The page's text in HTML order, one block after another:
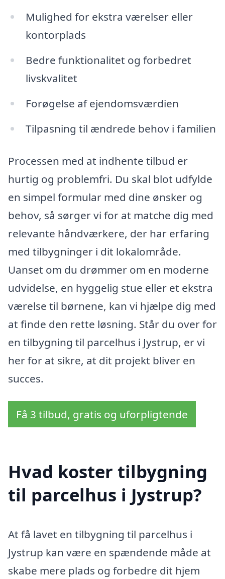
Mulighed for ekstra værelser eller
kontorplads
Bedre funktionalitet og forbedret
livskvalitet
Forøgelse af ejendomsværdien
Tilpasning til ændrede behov i familien
Processen med at indhente tilbud er
hurtig og problemfri. Du skal blot udfylde
en simpel formular med dine ønsker og
behov, så sørger vi for at matche dig med
relevante håndværkere, der har erfaring
med tilbygninger i dit lokalområde.
Uanset om du drømmer om en moderne
udvidelse, en hyggelig stue eller et ekstra
værelse til børnene, kan vi hjælpe dig med
at finde den rette løsning. Står du over for
en tilbygning til parcelhus i Jystrup, er vi
her for at sikre, at dit projekt bliver en
succes.
Få 3 tilbud, gratis og uforpligtende
Hvad koster tilbygning
til parcelhus i Jystrup?
At få lavet en tilbygning til parcelhus i
Jystrup kan være en spændende måde at
skabe mere plads og forbedre dit hjem